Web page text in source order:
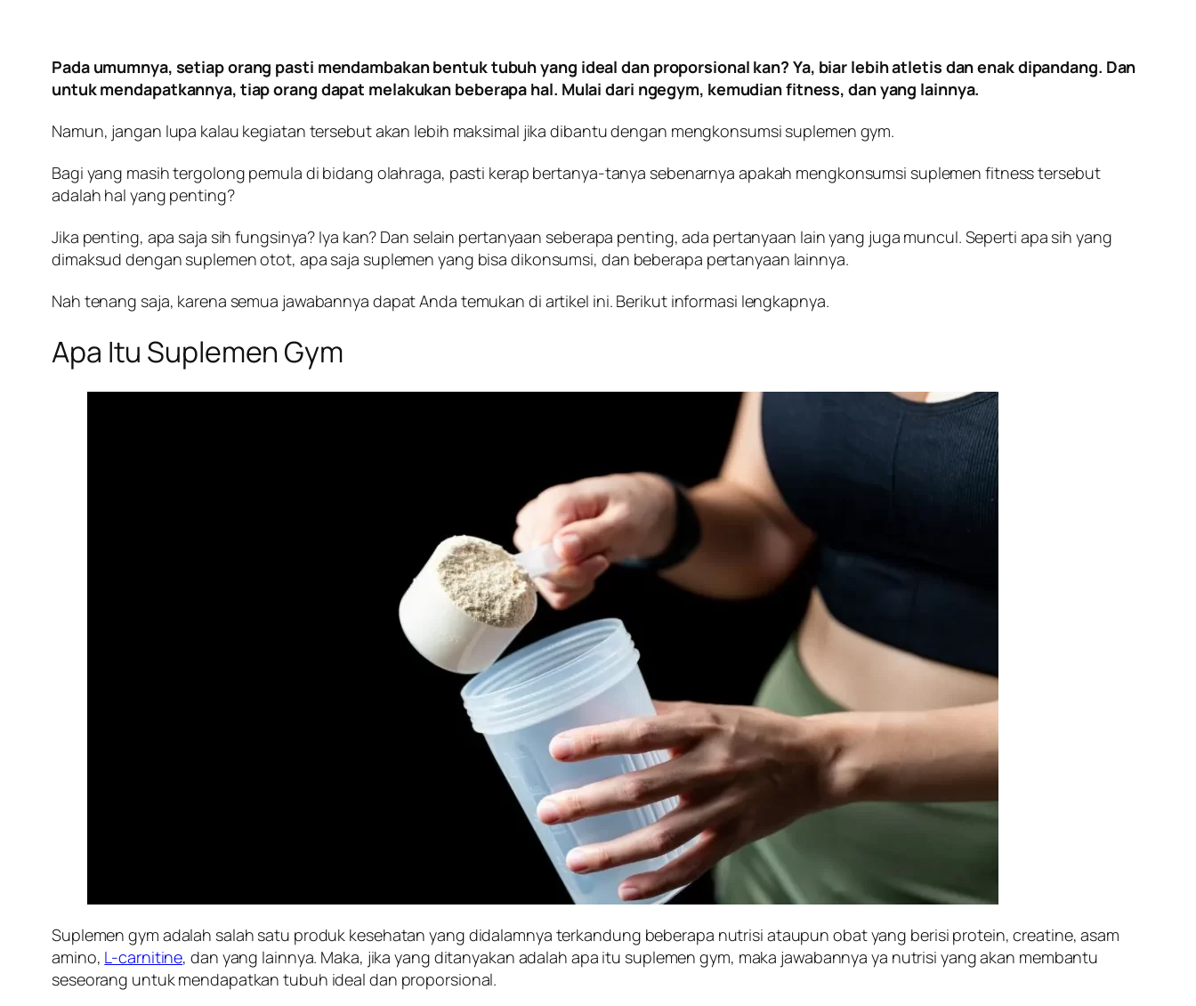
Pada umumnya, setiap orang pasti mendambakan bentuk tubuh yang ideal dan proporsional kan? Ya, biar lebih atletis dan enak dipandang. Dan
untuk mendapatkannya, tiap orang dapat melakukan beberapa hal. Mulai dari ngegym, kemudian fitness, dan yang lainnya.
Namun, jangan lupa kalau kegiatan tersebut akan lebih maksimal jika dibantu dengan mengkonsumsi suplemen gym.
Bagi yang masih tergolong pemula di bidang olahraga, pasti kerap bertanya-tanya sebenarnya apakah mengkonsumsi suplemen fitness tersebut
adalah hal yang penting?
Jika penting, apa saja sih fungsinya? Iya kan? Dan selain pertanyaan seberapa penting, ada pertanyaan lain yang juga muncul. Seperti apa sih yang
dimaksud dengan suplemen otot, apa saja suplemen yang bisa dikonsumsi, dan beberapa pertanyaan lainnya.
Nah tenang saja, karena semua jawabannya dapat Anda temukan di artikel ini. Berikut informasi lengkapnya.
Apa Itu Suplemen Gym
Suplemen gym adalah salah satu produk kesehatan yang didalamnya terkandung beberapa nutrisi ataupun obat yang berisi protein, creatine, asam
amino, L-carnitine, dan yang lainnya. Maka, jika yang ditanyakan adalah apa itu suplemen gym, maka jawabannya ya nutrisi yang akan membantu
seseorang untuk mendapatkan tubuh ideal dan proporsional.